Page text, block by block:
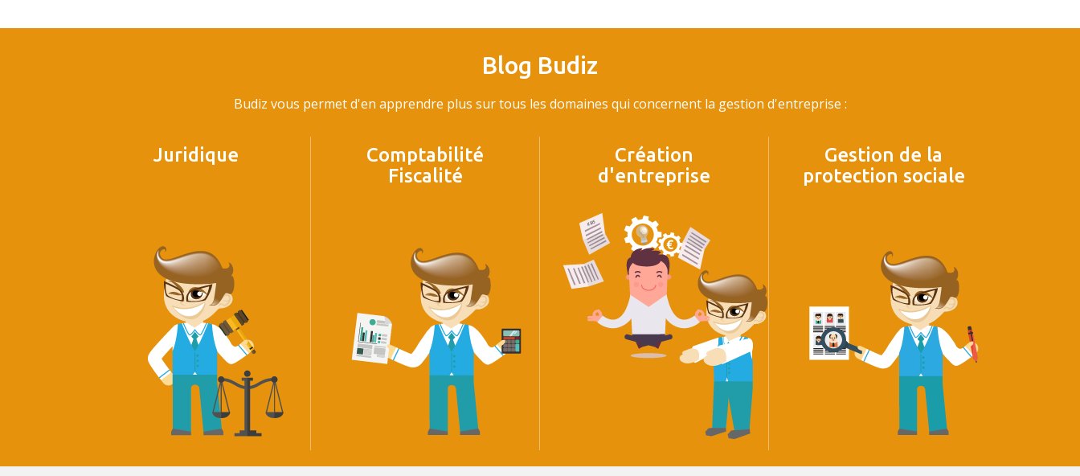
Blog Budiz
Budiz vous permet d'en apprendre plus sur tous les domaines qui concernent la gestion d'entreprise :
Juridique
Comptabilité
Fiscalité
Création
d'entreprise
Gestion de la
protection sociale